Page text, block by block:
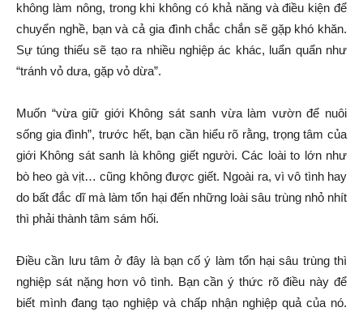
không làm nông, trong khi không có khả năng và điều kiện để
chuyển nghề, bạn và cả gia đình chắc chắn sẽ gặp khó khăn.
Sự túng thiếu sẽ tạo ra nhiều nghiệp ác khác, luẩn quẩn như
“tránh vỏ dưa, gặp vỏ dừa”.
Muốn “vừa giữ giới Không sát sanh vừa làm vườn để nuôi
sống gia đình”, trước hết, bạn cần hiểu rõ rằng, trọng tâm của
giới Không sát sanh là không giết người. Các loài to lớn như
bò heo gà vịt… cũng không được giết. Ngoài ra, vì vô tình hay
do bất đắc dĩ mà làm tổn hại đến những loài sâu trùng nhỏ nhít
thì phải thành tâm sám hối.
Điều cần lưu tâm ở đây là bạn cố ý làm tổn hại sâu trùng thì
nghiệp sát nặng hơn vô tình. Bạn cần ý thức rõ điều này để
biết mình đang tạo nghiệp và chấp nhận nghiệp quả của nó.